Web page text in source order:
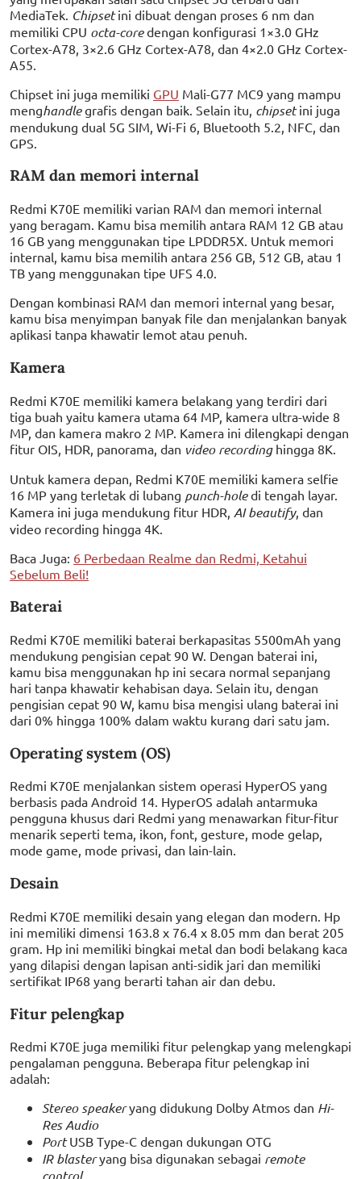
MediaTek. Chipsetini dibuat dengan proses 6 nm dan
memiliki CPU octa-coredengan konfigurasi 1×3.0 GHz
Cortex-A78, 3×2.6 GHz Cortex-A78, dan 4×2.0 GHz Cortex-
A55.
Chipset ini juga memiliki GPU Mali-G77 MC9 yang mampu
menghandlegrafis dengan baik. Selain itu, chipsetini juga
mendukung dual 5G SIM, Wi-Fi 6, Bluetooth 5.2, NFC, dan
GPS.
RAM dan memori internal
Redmi K70E memiliki varian RAM dan memori internal
yang beragam. Kamu bisa memilih antara RAM 12 GB atau
16 GB yang menggunakan tipe LPDDR5X. Untuk memori
internal, kamu bisa memilih antara 256 GB, 512 GB, atau 1
TB yang menggunakan tipe UFS 4.0.
Dengan kombinasi RAM dan memori internal yang besar,
kamu bisa menyimpan banyak file dan menjalankan banyak
aplikasi tanpa khawatir lemot atau penuh.
Kamera
Redmi K70E memiliki kamera belakang yang terdiri dari
tiga buah yaitu kamera utama 64 MP, kamera ultra-wide 8
MP, dan kamera makro 2 MP. Kamera ini dilengkapi dengan
fitur OIS, HDR, panorama, dan video recording hingga 8K.
Untuk kamera depan, Redmi K70E memiliki kamera selfie
16 MP yang terletak di lubang punch-holedi tengah layar.
Kamera ini juga mendukung fitur HDR, AI beautify, dan
video recording hingga 4K.
Baca Juga: 6 Perbedaan Realme dan Redmi, Ketahui
Sebelum Beli!
Baterai
Redmi K70E memiliki baterai berkapasitas 5500mAh yang
mendukung pengisian cepat 90 W. Dengan baterai ini,
kamu bisa menggunakan hp ini secara normal sepanjang
hari tanpa khawatir kehabisan daya. Selain itu, dengan
pengisian cepat 90 W, kamu bisa mengisi ulang baterai ini
dari 0% hingga 100% dalam waktu kurang dari satu jam.
Operating system (OS)
Redmi K70E menjalankan sistem operasi HyperOS yang
berbasis pada Android 14. HyperOS adalah antarmuka
pengguna khusus dari Redmi yang menawarkan fitur-fitur
menarik seperti tema, ikon, font, gesture, mode gelap,
mode game, mode privasi, dan lain-lain.
Desain
Redmi K70E memiliki desain yang elegan dan modern. Hp
ini memiliki dimensi 163.8 x 76.4 x 8.05 mm dan berat 205
gram. Hp ini memiliki bingkai metal dan bodi belakang kaca
yang dilapisi dengan lapisan anti-sidik jari dan memiliki
sertifikat IP68 yang berarti tahan air dan debu.
Fitur pelengkap
Redmi K70E juga memiliki fitur pelengkap yang melengkapi
pengalaman pengguna. Beberapa fitur pelengkap ini
adalah:
Stereo speakeryang didukung Dolby Atmos dan Hi-
Res Audio
PortUSB Type-C dengan dukungan OTG
IR blasteryang bisa digunakan sebagai remote
control